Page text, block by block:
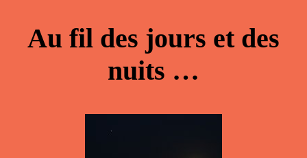
Au fil des jours et des
nuits …